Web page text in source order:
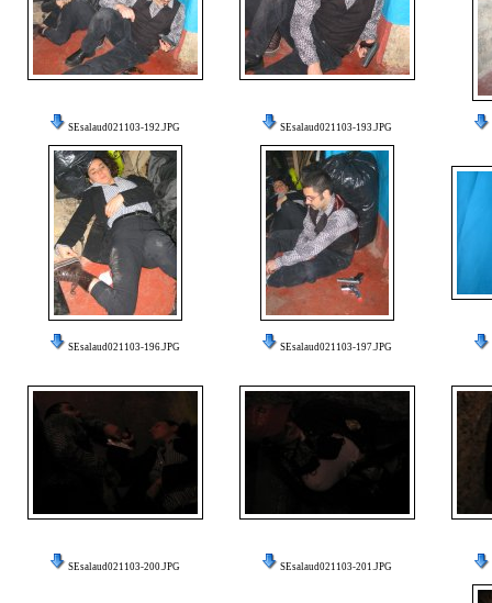
SEsalaud021103-192.JPG SEsalaud021103-193.JPG
SEsalaud021103-196.JPG SEsalaud021103-197.JPG
SEsalaud021103-200.JPG SEsalaud021103-201.JPG